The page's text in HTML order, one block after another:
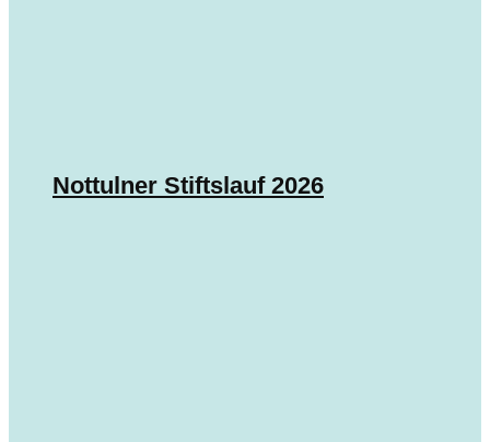
Nottulner Stiftslauf 2026